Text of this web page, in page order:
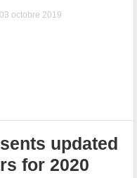
octobre 2019
updated
for 2020